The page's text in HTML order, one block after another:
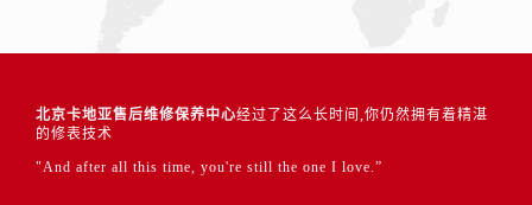
北京卡地亚售后维修保养中心经过了这么长时间,你仍然拥有着精湛
的修表技术
"And after all this time, you're still the one I love.”